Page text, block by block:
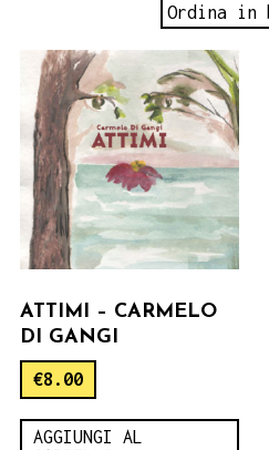
ATTIMI – CARMELO
DI GANGI
€8.00
AGGIUNGI AL